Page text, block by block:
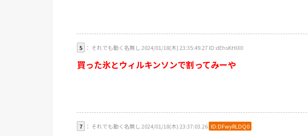
5 ： それでも動く名無し 2024/01/18(木) 23:35:49.27 ID:dEhsKHlX0
買った氷とウィルキンソンで割ってみーや
7 ： それでも動く名無し 2024/01/18(木) 23:37:03.26 ID:DFwyRLDQ0